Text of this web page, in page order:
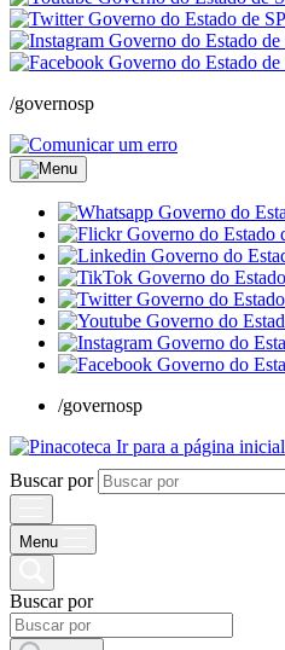
/governosp
/governosp
Ir para a página inicial
Buscar por
Menu
Buscar por